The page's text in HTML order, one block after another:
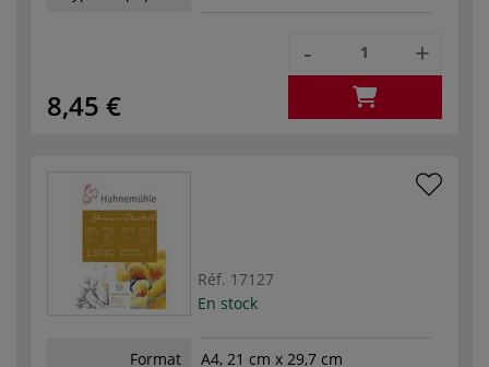
8,45 €
- +
Réf. 17127
En stock
Format A4, 21 cm x 29,7 cm